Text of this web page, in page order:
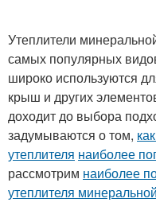
Утеплители
самых популярных
широко используются
крыш и других
доходит до выбора
задумываются о том,
утеплителя наиболее
рассмотрим наиболее
утеплителя минеральной